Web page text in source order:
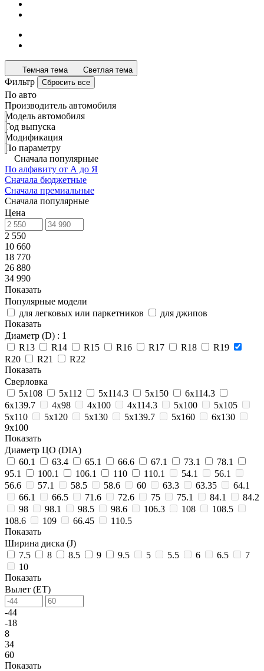
Темная тема Светлая тема
Фильтр Сбросить все
По авто
Производитель автомобиля
Модель автомобиля
Год выпуска
Модификация
По параметру
Сначала популярные
По алфавиту от А до Я
Сначала бюджетные
Сначала премиальные
Сначала популярные
Цена
2 550
10 660
18 770
26 880
34 990
Показать
Популярные модели
для легковых или паркетников
для джипов
Показать
Диаметр (D) : 1
R13
R14 R15 R16 R17 R18
R19
R20
R21
R22
Показать
Сверловка
5х108
5х112 5х114.3 5х150
6х114.3
6х139.7
4х98 4х100 4х114.3 5х100
5x105
5х110
5х120 5х130 5х139.7 5х160
6х130
9х100
Показать
Диаметр ЦО (DIA)
60.1
63.4 65.1 66.6 67.1 73.1
78.1
95.1
100.1 106.1 110 110.1 54.1
56.1
56.6
57.1 58.5 58.6 60 63.3 63.35
64.1
66.1
66.5 71.6 72.6 75 75.1 84.1
84.2
98
98.1 98.5 98.6 106.3 108
108.5
108.6
109 66.45
110.5
Показать
Ширина диска (J)
7.5
8 8.5 9 9.5 5 5.5 6 6.5
7
10
Показать
Вылет (ET)
-44
-18
8
34
60
Показать